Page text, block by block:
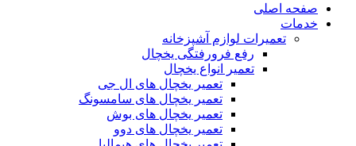
صفحه اصلی
خدمات
تعمیرات لوازم آشپزخانه
رفع فرورفتگی یخچال
تعمیر انواع یخچال
تعمیر یخچال های ال جی
تعمیر یخچال های سامسونگ
تعمیر یخچال های بوش
تعمیر یخچال های دوو